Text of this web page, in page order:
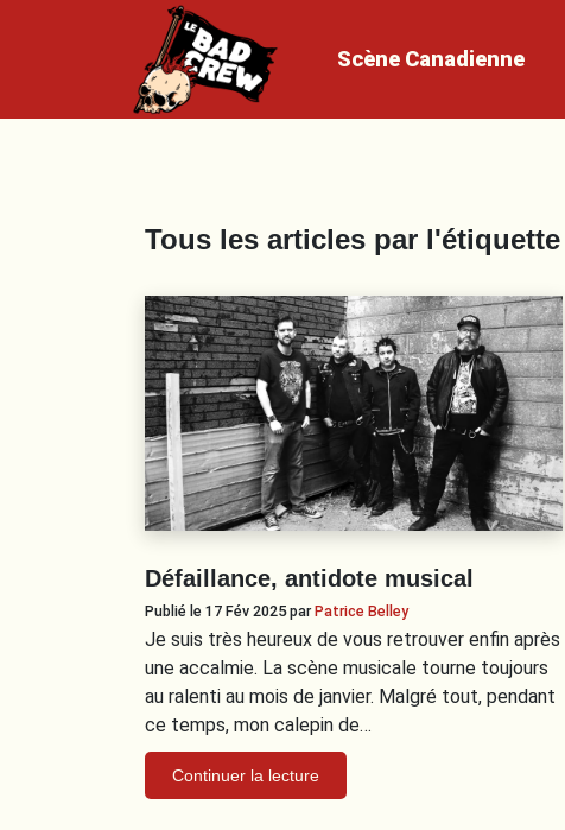
Scène Canadienne
Tous les articles par l'étiquette
Défaillance, antidote musical
Publié le 17 Fév 2025parPatrice Belley
Je suis très heureux de vous retrouver enfin après
une accalmie. La scène musicale tourne toujours
au ralenti au mois de janvier. Malgré tout, pendant
ce temps, mon calepin de…
Continuer la lecture